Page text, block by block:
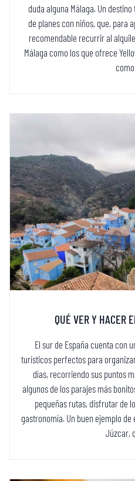
duda alguna Málaga. Un
de planes con niños, que, para
recomendable recurrir al
Málaga como los que ofrece
QUÉ VER Y HACER
El sur de España cuenta con
turísticos perfectos para
días, recorriendo sus puntos
algunos de los parajes más
pequeñas rutas, disfrutar de
gastronomía. Un buen ejemplo
Júzcar,